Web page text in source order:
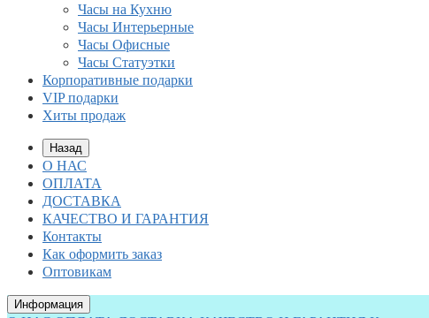
Часы на Кухню
Часы Интерьерные
Часы Офисные
Часы Статуэтки
Корпоративные подарки
VIP подарки
Хиты продаж
Назад
О НАС
ОПЛАТА
ДОСТАВКА
КАЧЕСТВО И ГАРАНТИЯ
Контакты
Как оформить заказ
Оптовикам
Информация